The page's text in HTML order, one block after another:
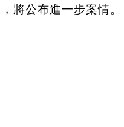
將公布進一步案情。